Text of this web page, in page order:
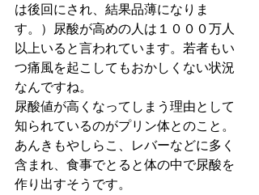
は後回にされ、結果品薄になりま
す。）尿酸が高めの人は１０００万人
以上いると言われています。若者もい
つ痛風を起こしてもおかしくない状況
なんですね。
尿酸値が高くなってしまう理由として
知られているのがプリン体とのこと。
あんきもやしらこ、レバーなどに多く
含まれ、食事でとると体の中で尿酸を
作り出すそうです。